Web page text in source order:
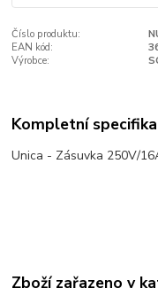
Číslo produktu:
EAN kód:
Výrobce:
Kompletní
Unica - Zásuvka 250V/
Zboží zařazeno v